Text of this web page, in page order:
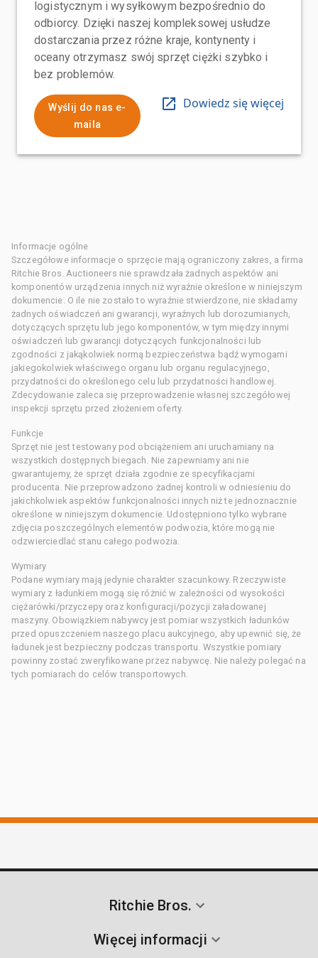
logistycznym i wysyłkowym bezpośrednio do
odbiorcy. Dzięki naszej kompleksowej usłudze
dostarczania przez różne kraje, kontynenty i
oceany otrzymasz swój sprzęt ciężki szybko i
bez problemów.
Wyślij do nas e-
maila
Dowiedz się więcej
Informacje ogólne
Szczegółowe informacje o sprzęcie mają ograniczony zakres, a firma
Ritchie Bros. Auctioneers nie sprawdzała żadnych aspektów ani
komponentów urządzenia innych niż wyraźnie określone w niniejszym
dokumencie. O ile nie zostało to wyraźnie stwierdzone, nie składamy
żadnych oświadczeń ani gwarancji, wyraźnych lub dorozumianych,
dotyczących sprzętu lub jego komponentów, w tym między innymi
oświadczeń lub gwarancji dotyczących funkcjonalności lub
zgodności z jakąkolwiek normą bezpieczeństwa bądź wymogami
jakiegokolwiek właściwego organu lub organu regulacyjnego,
przydatności do określonego celu lub przydatności handlowej.
Zdecydowanie zaleca się przeprowadzenie własnej szczegółowej
inspekcji sprzętu przed złożeniem oferty.
Funkcje
Sprzęt nie jest testowany pod obciążeniem ani uruchamiany na
wszystkich dostępnych biegach. Nie zapewniamy ani nie
gwarantujemy, że sprzęt działa zgodnie ze specyfikacjami
producenta. Nie przeprowadzono żadnej kontroli w odniesieniu do
jakichkolwiek aspektów funkcjonalności innych niż te jednoznacznie
określone w niniejszym dokumencie. Udostępniono tylko wybrane
zdjęcia poszczególnych elementów podwozia, które mogą nie
odzwierciedlać stanu całego podwozia.
Wymiary
Podane wymiary mają jedynie charakter szacunkowy. Rzeczywiste
wymiary z ładunkiem mogą się różnić w zależności od wysokości
ciężarówki/przyczepy oraz konfiguracji/pozycji załadowanej
maszyny. Obowiązkiem nabywcy jest pomiar wszystkich ładunków
przed opuszczeniem naszego placu aukcyjnego, aby upewnić się, że
ładunek jest bezpieczny podczas transportu. Wszystkie pomiary
powinny zostać zweryfikowane przez nabywcę. Nie należy polegać na
tych pomiarach do celów transportowych.
Ritchie Bros.
Więcej informacji